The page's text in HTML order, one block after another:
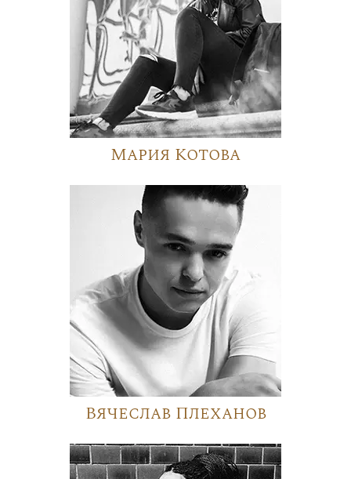
Мария Котова
Вячеслав Плеханов